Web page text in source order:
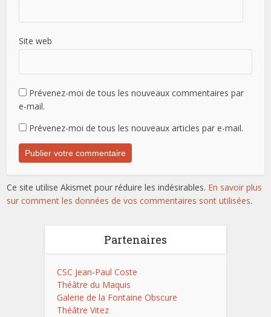
Site web
Prévenez-moi de tous les nouveaux commentaires par
e-mail.
Prévenez-moi de tous les nouveaux articles par e-mail.
Ce site utilise Akismet pour réduire les indésirables. En savoir plus
sur comment les données de vos commentaires sont utilisées.
Partenaires
CSC Jean-Paul Coste
Théâtre du Maquis
Galerie de la Fontaine Obscure
Théâtre Vitez